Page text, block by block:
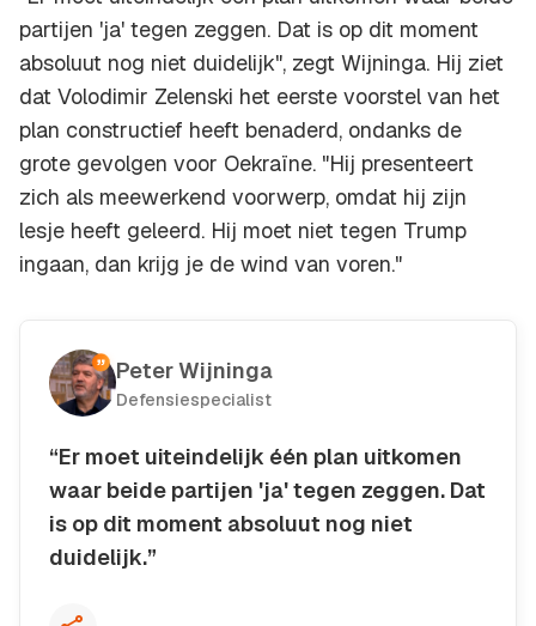
partijen 'ja' tegen zeggen. Dat is op dit moment
absoluut nog niet duidelijk", zegt Wijninga. Hij ziet
dat Volodimir Zelenski het eerste voorstel van het
plan constructief heeft benaderd, ondanks de
grote gevolgen voor Oekraïne. "Hij presenteert
zich als meewerkend voorwerp, omdat hij zijn
lesje heeft geleerd. Hij moet niet tegen Trump
ingaan, dan krijg je de wind van voren."
Peter Wijninga
Defensiespecialist
“Er moet uiteindelijk één plan uitkomen
waar beide partijen 'ja' tegen zeggen. Dat
is op dit moment absoluut nog niet
duidelijk.”Kopieer quote